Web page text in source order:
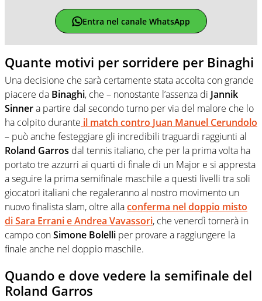
Entra nel canale WhatsApp
Quante motivi per sorridere per Binaghi
Una decisione che sarà certamente stata accolta con grande
piacere da Binaghi, che – nonostante l’assenza di Jannik
Sinnera partire dal secondo turno per via del malore che lo
ha colpito durante il match contro Juan Manuel Cerundolo
– può anche festeggiare gli incredibili traguardi raggiunti al
Roland Garros dal tennis italiano, che per la prima volta ha
portato tre azzurri ai quarti di finale di un Major e si appresta
a seguire la prima semifinale maschile a questi livelli tra soli
giocatori italiani che regaleranno al nostro movimento un
nuovo finalista slam, oltre allaconferma nel doppio misto
diSara ErranieAndrea Vavassori, che venerdì tornerà in
campo conSimone Bolelli per provare a raggiungere la
finale anche nel doppio maschile.
Quando e dove vedere la semifinale del
Roland Garros